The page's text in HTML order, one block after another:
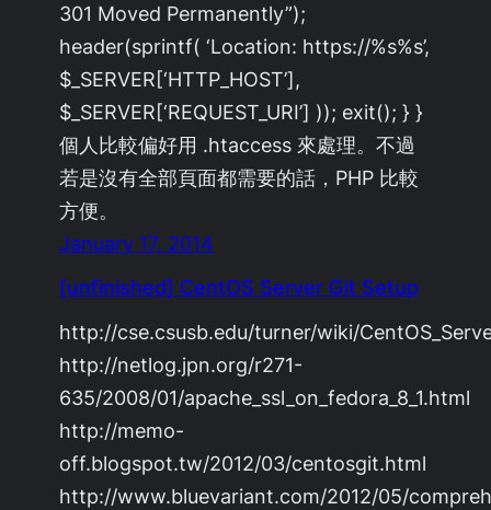
301 Moved Permanently”);
header(sprintf( ‘Location: https://%s%s’,
$_SERVER[‘HTTP_HOST’],
$_SERVER[‘REQUEST_URI’] )); exit(); } }
個人比較偏好用 .htaccess 來處理。不過
若是沒有全部頁面都需要的話，PHP 比較
方便。
January 17, 2014
[unfinished] CentOS Server Git Setup
http://cse.csusb.edu/turner/wiki/
http://netlog.jpn.org/r271-
635/2008/01/apache_ssl_on_fedora_8_1.html
http://memo-
off.blogspot.tw/2012/03/centosgit.html
http://www.bluevariant.com/2012/05/